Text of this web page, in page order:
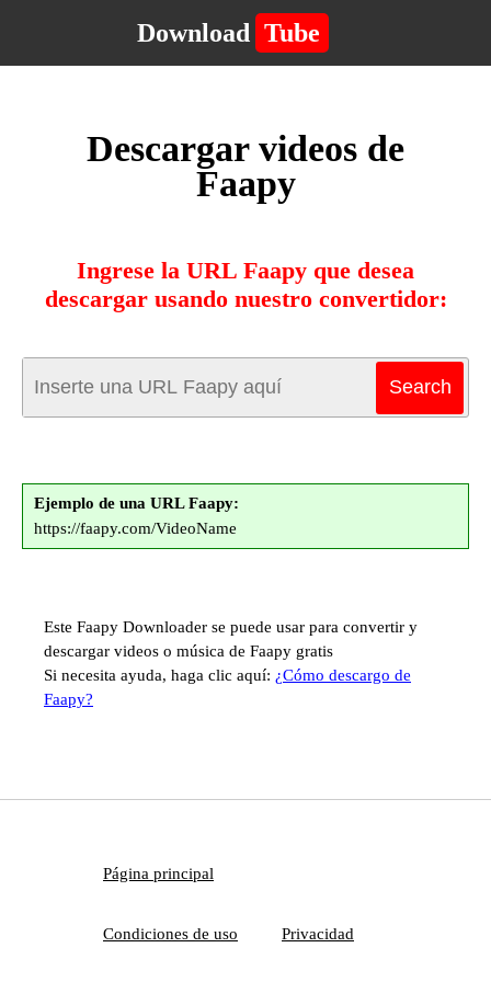
Download Tube
Descargar videos de
Faapy
Ingrese la URL Faapy que desea
descargar usando nuestro convertidor:
Ejemplo de una URL Faapy:
https://faapy.com/VideoName
Este Faapy Downloader se puede usar para convertir y
descargar videos o música de Faapy gratis
Si necesita ayuda, haga clic aquí: ¿Cómo descargo de
Faapy?
Página principal
Condiciones de uso Privacidad